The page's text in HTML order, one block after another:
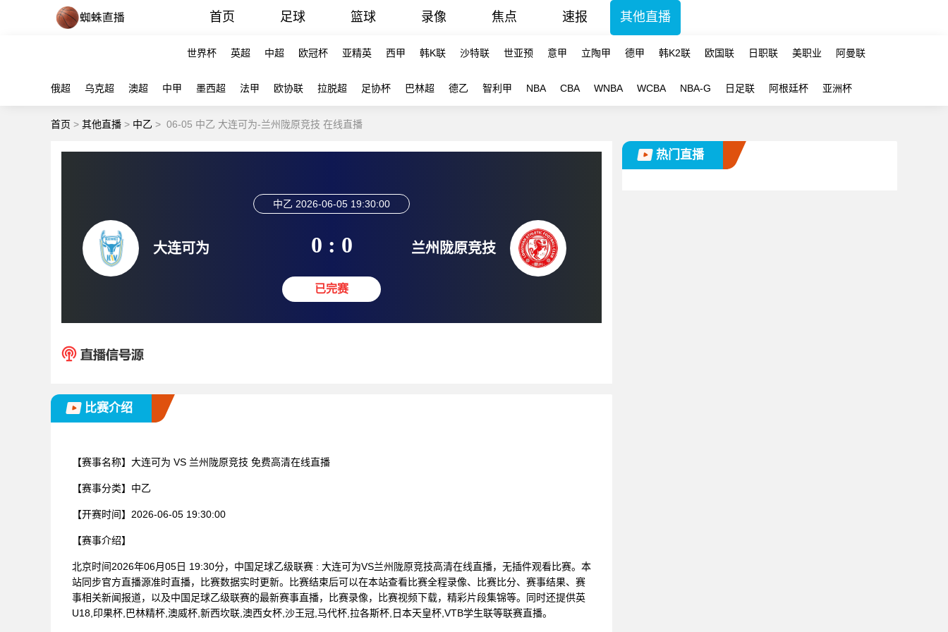
首页 足球 篮球 录像 焦点 速报 其他直播
世界杯 英超 中超 欧冠杯 亚精英 西甲 韩K联 沙特联 世亚预 意甲 立陶甲 德甲 韩K2联 欧国联 日职联 美职业 阿曼联
俄超 乌克超 澳超 中甲 墨西超 法甲 欧协联 拉脱超 足协杯 巴林超 德乙 智利甲 NBA CBA WNBA WCBA NBA-G 日足联 阿根廷杯 亚洲杯
首页 > 其他直播 > 中乙 > 06-05 中乙 大连可为-兰州陇原竞技 在线直播
大连可为
中乙 2026-06-05 19:30:00
0 : 0
已完赛
兰州陇原竞技
比赛介绍
【赛事名称】 大连可为 VS 兰州陇原竞技 免费高清在线直播
【赛事分类】 中乙
【开赛时间】 2026-06-05 19:30:00
【赛事介绍】
北京时间2026年06月05日 19:30分，中国足球乙级联赛 : 大连可为VS兰州陇原竞技高清在线直播，无插件观看比赛。本
站同步官方直播源准时直播，比赛数据实时更新。比赛结束后可以在本站查看比赛全程录像、比赛比分、赛事结果、赛
事相关新闻报道，以及中国足球乙级联赛的最新赛事直播，比赛录像，比赛视频下载，精彩片段集锦等。同时还提供英
U18,印果杯,巴林精杯,澳威杯,新西坎联,澳西女杯,沙王冠,马代杯,拉各斯杯,日本天皇杯,VTB学生联等联赛直播。
热门直播